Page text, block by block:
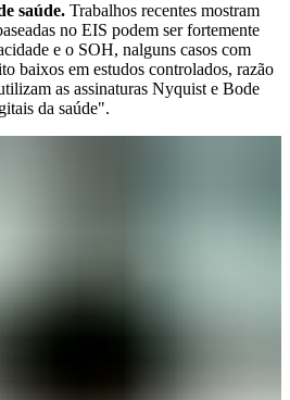
saúde. Trabalhos recentes mostram
no EIS podem ser fortemente
e o SOH, nalguns casos com
baixos em estudos controlados, razão
as assinaturas Nyquist e Bode
da saúde".